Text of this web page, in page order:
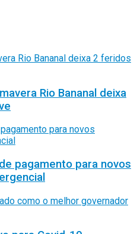
Rio Bananal deixa
pagamento para novos